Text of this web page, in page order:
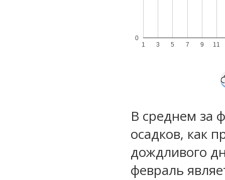
1 3 5 7 9 11
0
В среднем за
осадков, как
дождливого
февраль